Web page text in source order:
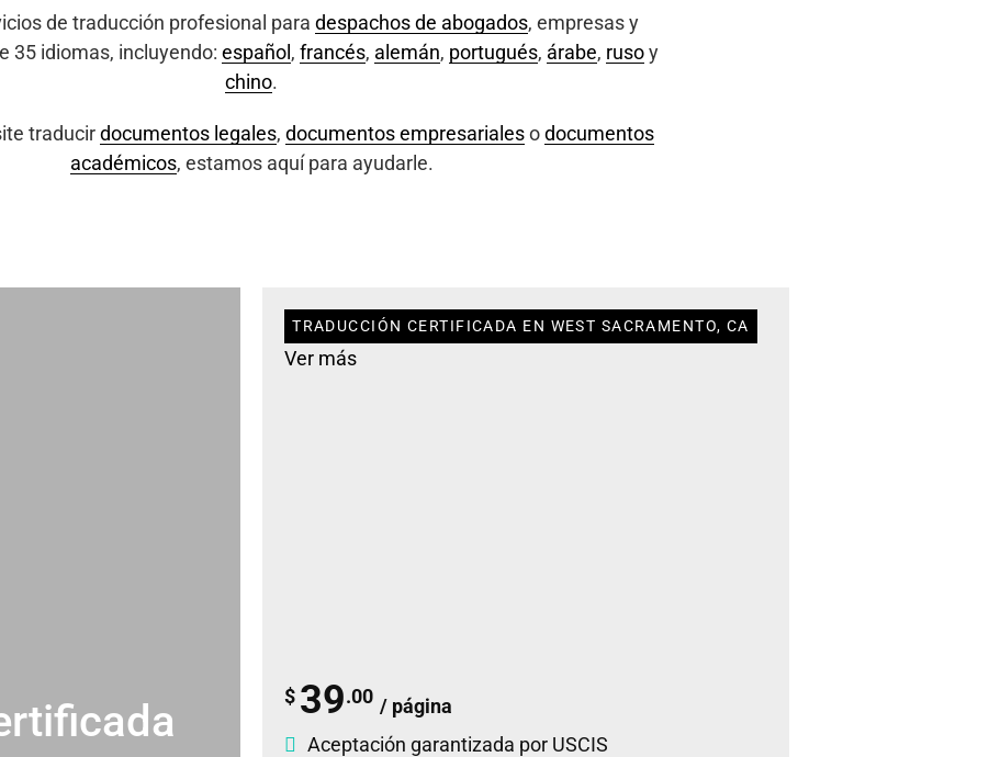
de traducción profesional para despachos de abogados, empresas y
35 idiomas, incluyendo: español , francés, alemán, portugués, árabe, rusoy
chino.
traducirdocumentos legales, documentos empresarialesodocumentos
académicos, estamos aquí para ayudarle.
TRADUCCIÓN CERTIFICADA EN WEST SACRAMENTO, CA
Ver más
$ 39.00 / página
Aceptación garantizada por USCIS